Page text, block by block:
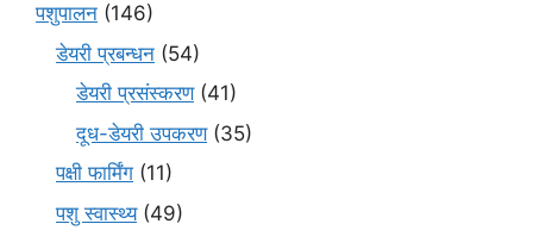
पशुपालन (146)
डेयरी प्रबन्धन (54)
डेयरी प्रसंस्करण(41)
दूध-डेयरी उपकरण(35)
पक्षी फार्मिंग (11)
पशु स्वास्थ्य(49)